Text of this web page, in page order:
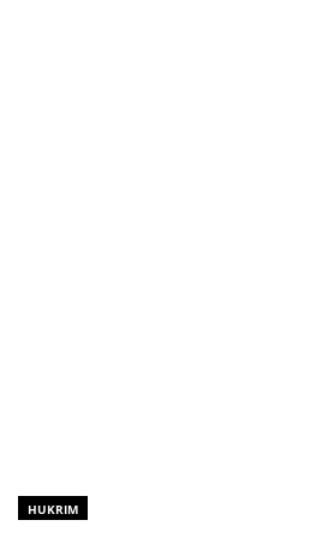
HUKRIM